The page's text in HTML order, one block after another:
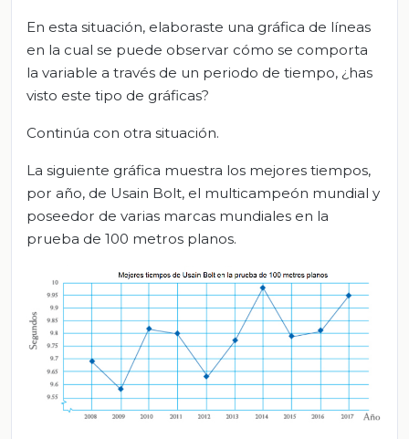
En esta situación, elaboraste una gráfica de líneas
en la cual se puede observar cómo se comporta
la variable a través de un periodo de tiempo, ¿has
visto este tipo de gráficas?
Continúa con otra situación.
La siguiente gráfica muestra los mejores tiempos,
por año, de Usain Bolt, el multicampeón mundial y
poseedor de varias marcas mundiales en la
prueba de 100 metros planos.